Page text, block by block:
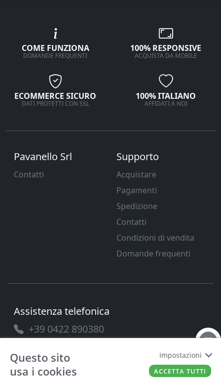
COME FUNZIONA
DOMANDE FREQUENTI
100% RESPONSIVE
ACQUISTA DA MOBILE
ECOMMERCE SICURO
DATI PROTETTI CON SSL
100% ITALIANO
AFFIDATI A NOI
Pavanello Srl
Contatti
Supporto
Acquistare
Pagamenti
Spedizione
Contatti
Condizioni di vendita
Domande frequenti
Assistenza telefonica
+39 0422 890380
Questo sito
usa i cookies
Impostazioni
ACCETTA TUTTI